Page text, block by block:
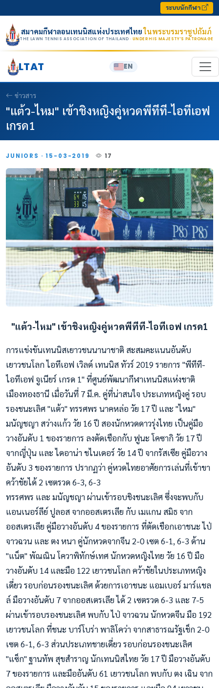
ระบบนักกีฬา
สมาคมกีฬาลอนเทนนิสแห่งประเทศไทยในพระบรมราชูปถัมภ์
THE LAWN TENNIS ASSOCIATION OF THAILAND · UNDER HIS MAJESTY’S PATRONAGE
LTAT EN
ข่าวสาร
"แต้ว-ไหม" เข้าชิงหญิงคู่หวดพีทีที-ไอทีเอฟ
เกรด1
JUNIORS · 15-03-2019 17
"แต้ว-ไหม" เข้าชิงหญิงคู่หวดพีทีที-ไอทีเอฟ เกรด1
การแข่งขันเทนนิสเยาวชนนานาชาติ สะสมคะแนนอันดับ
เยาวชนโลก ไอทีเอฟ เวิลด์ เทนนิส ทัวร์ 2019 รายการ "พีทีที-
ไอทีเอฟ จูเนียร์ เกรด 1" ที่ศูนย์พัฒนากีฬาเทนนิสแห่งชาติ
เมืองทองธานี เมื่อวันที่ 7 มี.ค. คู่ที่น่าสนใจ ประเภทหญิงคู่ รอบ
รองชนะเลิศ "แต้ว" ทรรศพร นาคหล่อ วัย 17 ปี และ "ไหม"
มนัญชญา สว่างแก้ว วัย 16 ปี สองนักหวดดาวรุ่งไทย เป็นคู่มือ
วางอันดับ 1 ของรายการ ลงตัดเชือกกับ ฟูนะ โคซากิ วัย 17 ปี
จากญี่ปุ่น และ ไดอาน่า ชไนเดอร์ วัย 14 ปี จากรัสเซีย คู่มือวาง
อันดับ 3 ของรายการ ปรากฏว่า คู่หวดไทยอาศัยการเล่นที่เข้าขา
คว้าชัยได้ 2 เซตรวด 6-3, 6-3
ทรรศพร และ มนัญชญา ผ่านเข้ารอบชิงชนะเลิศ ซึ่งจะพบกับ
แอนเนอร์ลีย์ ปูลอส จากออสเตรเลีย กับ เมแกน สมิธ จาก
ออสเตรเลีย คู่มือวางอันดับ 4 ของรายการ ที่ตัดเชือกเอาชนะ ไป่
จาวฉวน และ ตง หนา คู่นักหวดจากจีน 2-0 เซต 6-1, 6-3 ด้าน
"แน็ต" พัณณิน โควาพิทักษ์เทศ นักหวดหญิงไทย วัย 16 ปี มือ
วางอันดับ 14 และมือ 122 เยาวชนโลก คว้าชัยในประเภทหญิง
เดี่ยว รอบก่อนรองชนะเลิศ ด้วยการเอาชนะ แอมเบอร์ มาร์แชล
ล์ มือวางอันดับ 7 จากออสเตรเลีย ได้ 2 เซตรวด 6-3 และ 7-5
ผ่านเข้ารอบรองชนะเลิศ พบกับ ไป่ จาวฉวน นักหวดจีน มือ 192
เยาวชนโลก ที่ชนะ บาร์โบร่า พาลิโคว่า จากสาธารณรัฐเช็ก 2-0
เซต 6-1, 6-3 ส่วนประเภทชายเดี่ยว รอบก่อนรองชนะเลิศ
"แซ็ก" ฐานทัพ สุขสำราญ นักเทนนิสไทย วัย 17 ปี มือวางอันดับ
7 ของรายการ และมืออันดับ 61 เยาวชนโลก พบกับ ตง เฉิน จาก